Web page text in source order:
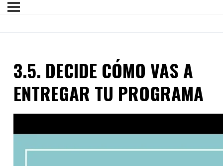
3.5. DECIDE CÓMO VAS A
ENTREGAR TU PROGRAMA